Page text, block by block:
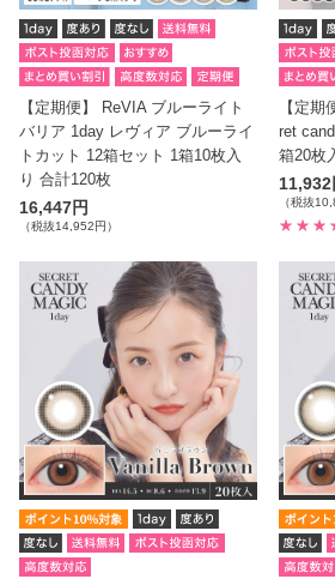
【定期便】 ReVIA ブルーライト
バリア 1day レヴィア ブルーライ
トカット 12箱セット 1箱10枚入
り 合計120枚
16,447円
（税抜14,952円）
【定
ret
箱20枚
11,932
（税抜